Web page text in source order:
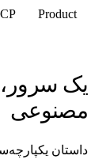
Product
MCP
سرور،